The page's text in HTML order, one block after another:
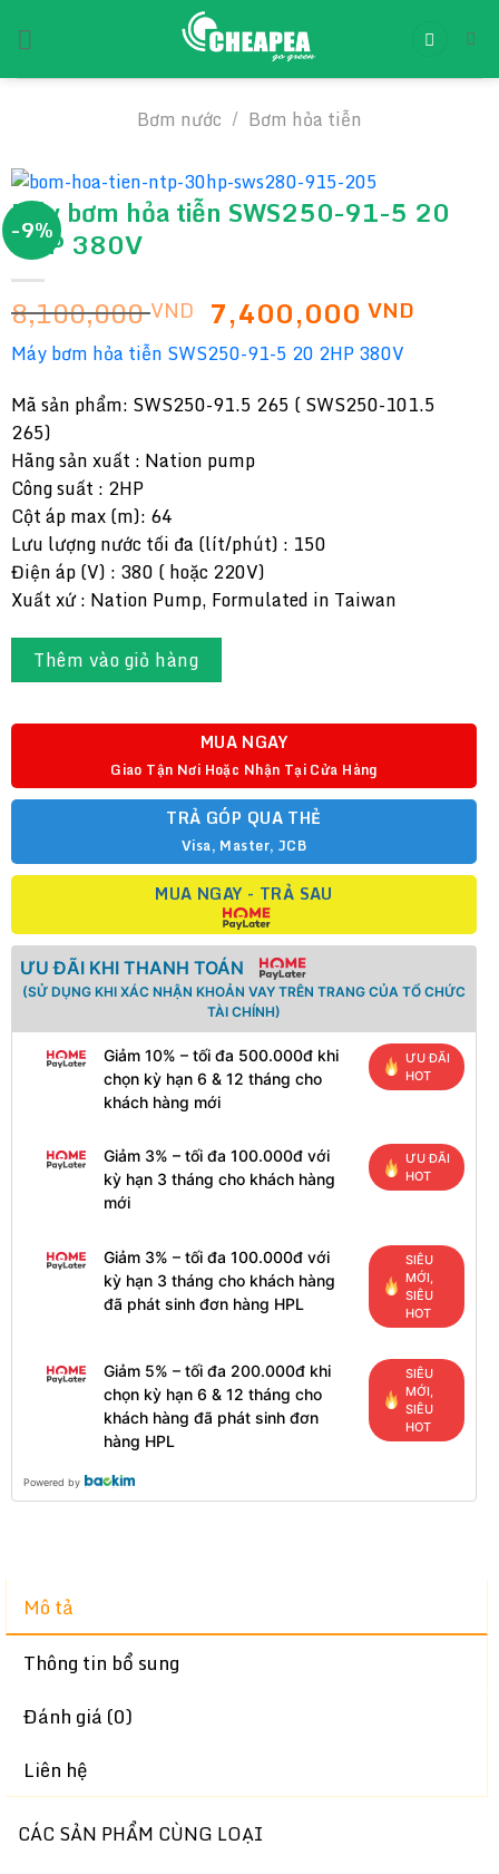
đến
Bơm nước / Bơm hỏa tiễn
-9%
Máy bơm hỏa tiễn SWS250-91-5 20
2HP 380V
8,100,000VND Giá
gốc
là:
8,100,000 VND.
7,400,000VND
là:
Máy bơm hỏa tiễn SWS250-91-5 20 2HP 380V
Mã sản phẩm: SWS250-91.5 265 ( SWS250-101.5
265)
Hãng sản xuất : Nation pump
Công suất : 2HP
Cột áp max (m): 64
Lưu lượng nước tối đa (lít/phút) : 150
Điện áp (V) : 380 ( hoặc 220V)
Xuất xứ : Nation Pump, Formulated in Taiwan
Thêm vào giỏ hàng
MUA NGAY
Giao Tận Nơi Hoặc Nhận Tại Cửa Hàng
TRẢ GÓP QUA THẺ
Visa, Master, JCB
MUA NGAY - TRẢ SAU
ƯU ĐÃI KHI THANH TOÁN
(SỬ DỤNG KHI XÁC NHẬN KHOẢN VAY TRÊN TRANG CỦA TỔ CHỨC
TÀI CHÍNH)
Giảm 10% – tối đa 500.000đ khi
chọn kỳ hạn 6 & 12 tháng cho
khách hàng mới
ƯU ĐÃI
HOT
Giảm 3% – tối đa 100.000đ với
kỳ hạn 3 tháng cho khách hàng
mới
ƯU ĐÃI
HOT
Giảm 3% – tối đa 100.000đ với
kỳ hạn 3 tháng cho khách hàng
đã phát sinh đơn hàng HPL
SIÊU
MỚI,
SIÊU
HOT
Giảm 5% – tối đa 200.000đ khi
chọn kỳ hạn 6 & 12 tháng cho
khách hàng đã phát sinh đơn
hàng HPL
SIÊU
MỚI,
SIÊU
HOT
Powered by
Mô tả
Thông tin bổ sung
Đánh giá (0)
Liên hệ
CÁC SẢN PHẨM CÙNG LOẠI